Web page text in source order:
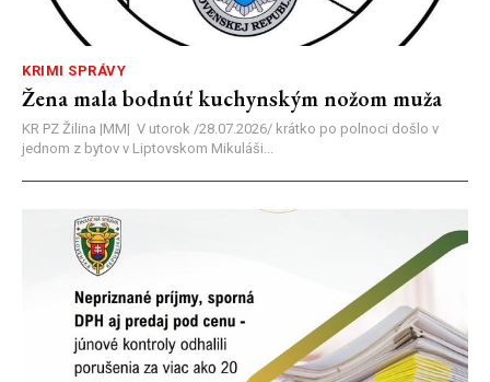
KRIMI SPRÁVY
Žena mala bodnúť kuchynským nožom muža
KR PZ Žilina |MM| V utorok /28.07.2026/ krátko po polnoci došlo v
jednom z bytov v Liptovskom Mikuláši...